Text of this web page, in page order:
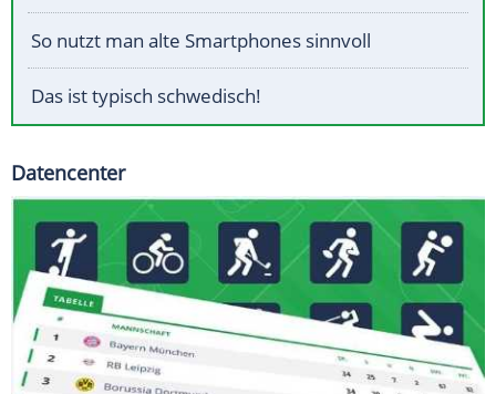
So nutzt man alte Smartphones sinnvoll
Das ist typisch schwedisch!
Datencenter